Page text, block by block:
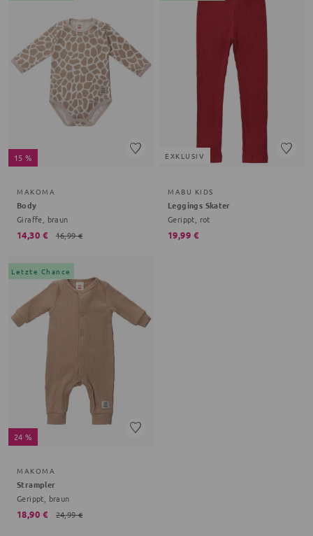
15 %
MAKOMA
Body
Giraffe, braun
14,30 € 16,99 €
EXKLUSIV
MABU KIDS
Leggings Skater
Gerippt, rot
19,99 €
Letzte Chance
24 %
MAKOMA
Strampler
Gerippt, braun
18,90 € 24,99 €